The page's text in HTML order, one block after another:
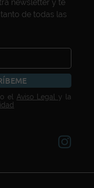
newsletter y te
de todas las
el Aviso Legal y la